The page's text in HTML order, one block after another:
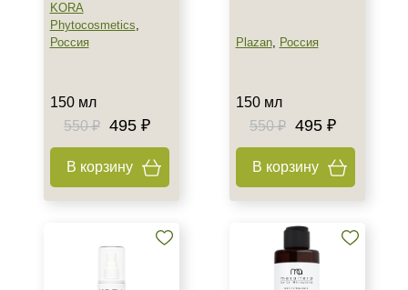
Тонер
Тоник
Домашняя
Тип кожи
KORA
Phytocosmetics,
Россия
150 мл
550 ₽ 495 ₽
В корзину
Plazan, Россия
150 мл
550 ₽ 495 ₽
В корзину